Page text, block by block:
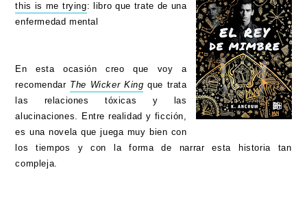
this is me trying: libro que trate de una
enfermedad mental
En esta ocasión creo que voy a
recomendar The Wicker King que trata
las relaciones tóxicas y las
alucinaciones. Entre realidad y ficción,
es una novela que juega muy bien con
los tiempos y con la forma de narrar esta historia tan
compleja.